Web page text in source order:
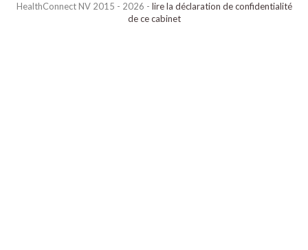
HealthConnect NV 2015 - 2026 - lire la déclaration de confidentialité
de ce cabinet